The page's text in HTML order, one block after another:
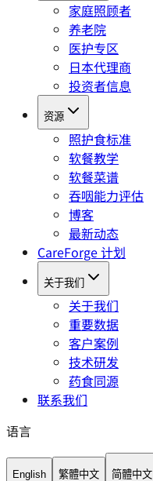
家庭照顾者
养老院
医护专区
日本代理商
投资者信息
资源
照护食标准
软餐教学
软餐菜谱
吞咽能力评估
博客
最新动态
CareForge 计划
关于我们
关于我们
重要数据
客户案例
技术研发
药食同源
联系我们
语言
English 繁體中文 简體中文